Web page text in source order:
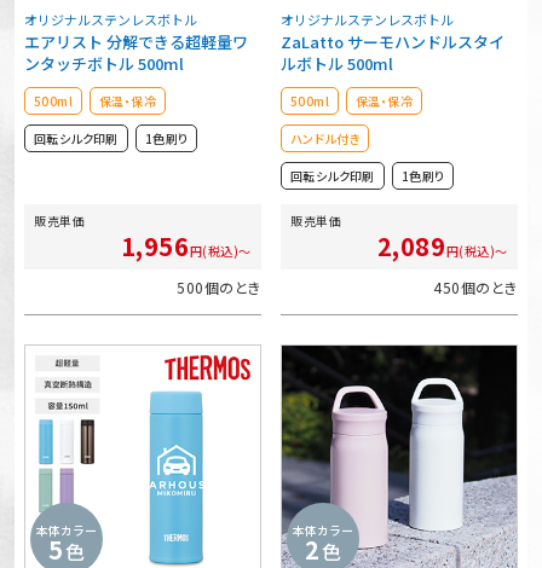
オリジナルステンレスボトル
エアリスト 分解できる超軽量ワ
ンタッチボトル 500ml
500ml 保温・保冷
回転シルク印刷 1色刷り
販売単価
1,956円(税込)～
500個のとき
オリジナルステンレスボトル
ZaLatto サーモハンドルスタイ
ルボトル 500ml
500ml 保温・保冷
ハンドル付き
回転シルク印刷 1色刷り
販売単価
2,089円(税込)～
450個のとき
本体カラー
5色
本体カラー
2色